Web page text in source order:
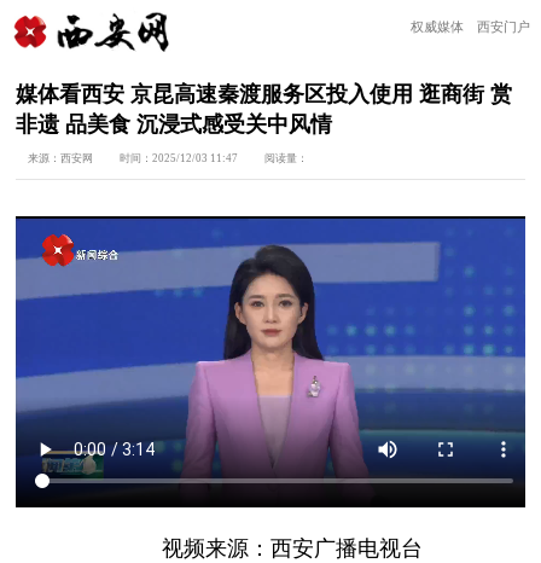
权威媒体 西安门户
媒体看西安 京昆高速秦渡服务区投入使用 逛商街 赏
非遗 品美食 沉浸式感受关中风情
来源：西安网 时间：2025/12/03 11:47 阅读量：
视频来源：西安广播电视台